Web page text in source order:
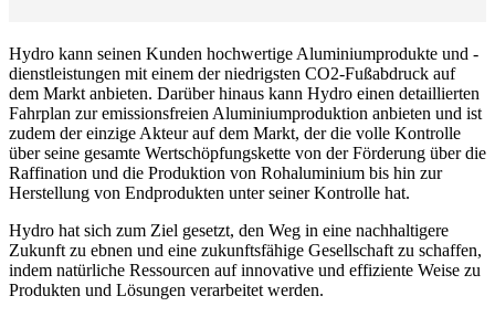
Hydro kann seinen Kunden hochwertige Aluminiumprodukte und -
dienstleistungen mit einem der niedrigsten CO2-Fußabdruck auf
dem Markt anbieten. Darüber hinaus kann Hydro einen detaillierten
Fahrplan zur emissionsfreien Aluminiumproduktion anbieten und ist
zudem der einzige Akteur auf dem Markt, der die volle Kontrolle
über seine gesamte Wertschöpfungskette von der Förderung über die
Raffination und die Produktion von Rohaluminium bis hin zur
Herstellung von Endprodukten unter seiner Kontrolle hat.
Hydro hat sich zum Ziel gesetzt, den Weg in eine nachhaltigere
Zukunft zu ebnen und eine zukunftsfähige Gesellschaft zu schaffen,
indem natürliche Ressourcen auf innovative und effiziente Weise zu
Produkten und Lösungen verarbeitet werden.